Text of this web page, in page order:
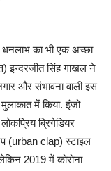
धनलाभ का भी एक अच्छा
इन्दरजीत सिंह गाखल ने
और संभावना वाली इस
में किया. इंजो
ब्रिगेडियर
(urban clap) स्टाइल
2019 में कोरोना